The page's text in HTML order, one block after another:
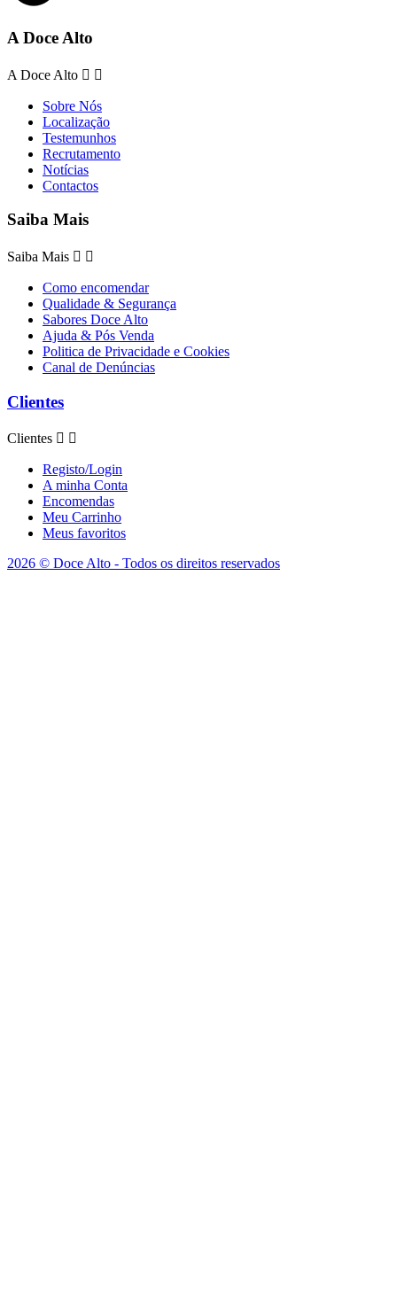
A Doce Alto
A Doce Alto  
Sobre Nós
Localização
Testemunhos
Recrutamento
Notícias
Contactos
Saiba Mais
Saiba Mais  
Como encomendar
Qualidade & Segurança
Sabores Doce Alto
Ajuda & Pós Venda
Politica de Privacidade e Cookies
Canal de Denúncias
Clientes
Clientes  
Registo/Login
A minha Conta
Encomendas
Meu Carrinho
Meus favoritos
2026 © Doce Alto - Todos os direitos reservados